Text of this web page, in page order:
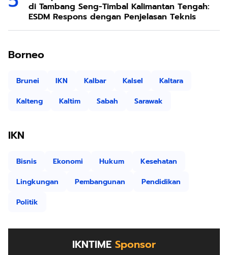
di Tambang Seng-Timbal Kalimantan Tengah:
ESDM Respons dengan Penjelasan Teknis
Borneo
Brunei IKN Kalbar Kalsel
Kaltara
Kalteng
Kaltim Sabah Sarawak
IKN
Bisnis Ekonomi Hukum
Kesehatan
Lingkungan
Pembangunan
Pendidikan
Politik
IKNTIME Sponsor